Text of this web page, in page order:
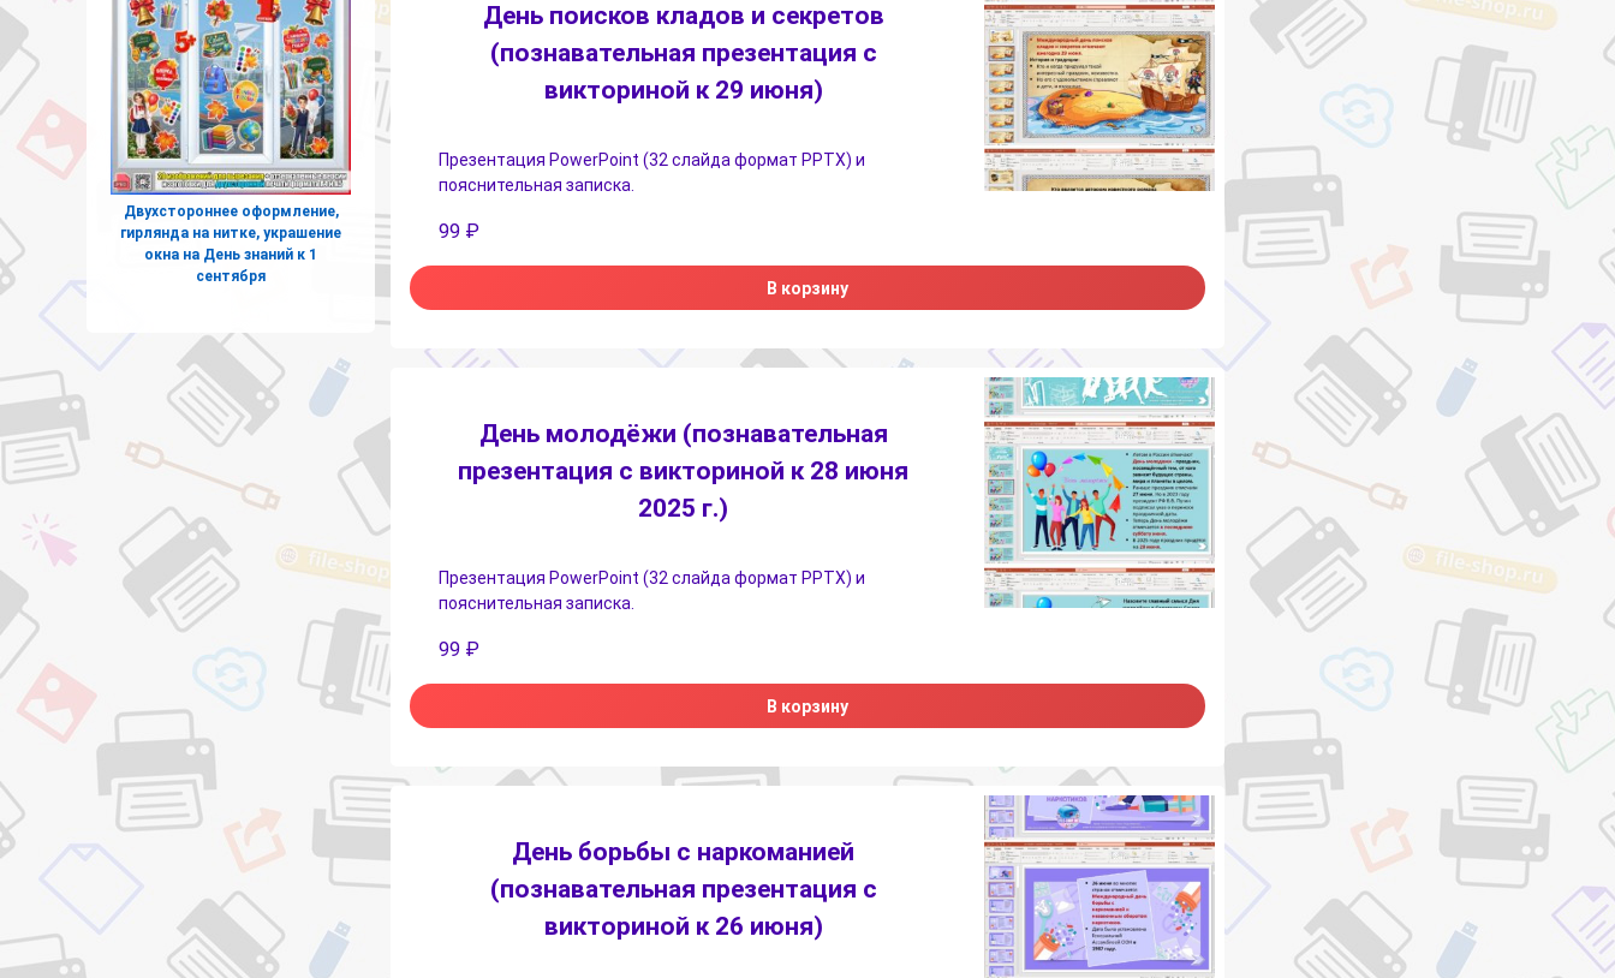
День поисков кладов и секретов
(познавательная презентация с
викториной к 29 июня)
Презентация PowerPoint (32 слайда формат PPTX) и
пояснительная записка.
99 ₽
В корзину
День молодёжи (познавательная
презентация с викториной к 28 июня
2025 г.)
Презентация PowerPoint (32 слайда формат PPTX) и
пояснительная записка.
99 ₽
В корзину
День борьбы с наркоманией
(познавательная презентация с
викториной к 26 июня)
Двухстороннее оформление,
гирлянда на нитке, украшение
окна на День знаний к 1
сентября